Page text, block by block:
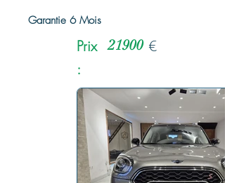
Garantie 6 Mois
Prix
:
21900 €